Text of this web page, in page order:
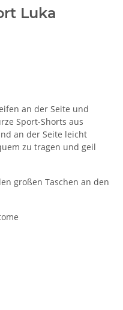
Luka
an der Seite und
Sport-Shorts aus
an der Seite leicht
zu tragen und geil
großen Taschen an den